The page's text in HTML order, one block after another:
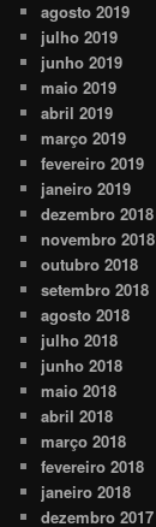
agosto 2019
julho 2019
junho 2019
maio 2019
abril 2019
março 2019
fevereiro 2019
janeiro 2019
dezembro 2018
novembro 2018
outubro 2018
setembro 2018
agosto 2018
julho 2018
junho 2018
maio 2018
abril 2018
março 2018
fevereiro 2018
janeiro 2018
dezembro 2017